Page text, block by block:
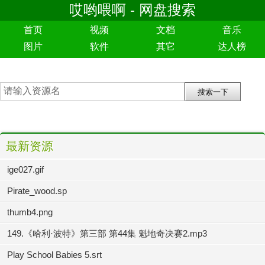
哎哟喂啊 - 网盘搜索
首页 视频 文档
音乐
图片
软件 其它 达人榜
最新资源
ige027.gif
Pirate_wood.sp
thumb4.png
149.《哈利·波特》第三部 第44集 魁地奇决赛2.mp3
Play School Babies 5.srt